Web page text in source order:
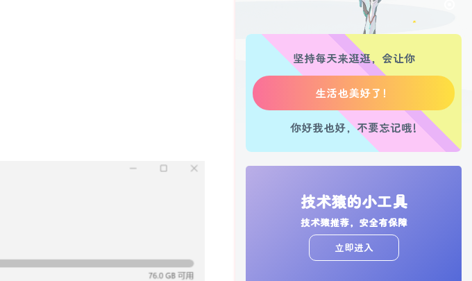
坚持每天来逛逛，会让你
走路也有劲了！
腿也不痛了！
腰也不酸了！
工作也轻松了！
你好我也好，不要忘记哦!
技术猿的小工具
技术猿推荐，安全有保障
立即进入